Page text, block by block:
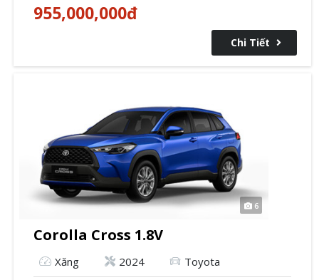
955,000,000đ
Chi Tiết
6
Corolla Cross 1.8V
Xăng 2024 Toyota